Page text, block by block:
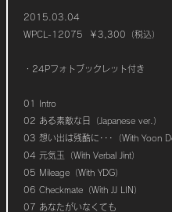
2015.03.04
WPCL-12075 ￥3,300（税込）
・24Pフォトブックレット付き
01 Intro
02 ある素敵な日（Japanese ver.）
03 想い出は残酷に･･･（With Yoon
04 元気玉（With Verbal Jint）
05 Mileage（With YDG）
06 Checkmate（With JJ LIN）
07 あなたがいなくても